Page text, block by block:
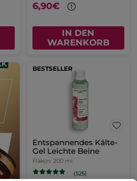
6,90€
IN DEN
WARENKORB
BESTSELLER
Entspannendes Kälte-
Gel Leichte Beine
Flakon 200 ml
(525)